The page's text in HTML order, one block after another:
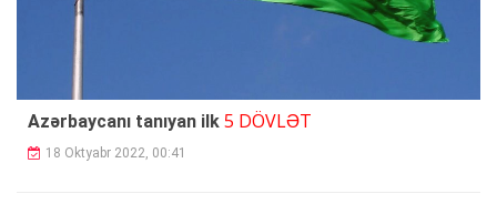
Azərbaycanı tanıyan ilk 5 DÖVLƏT
18 Oktyabr 2022, 00:41